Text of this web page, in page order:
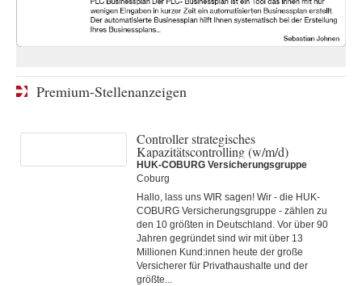
Premium-Stellenanzeigen
Controller strategisches
Kapazitätscontrolling (w/m/d)
HUK-COBURG Versicherungsgruppe
Coburg
Hallo, lass uns WIR sagen! Wir - die HUK-
COBURG Versicherungsgruppe - zählen zu
den 10 größten in Deutschland. Vor über 90
Jahren gegründet sind wir mit über 13
Millionen Kund:innen heute der große
Versicherer für Privathaushalte und der
größte...